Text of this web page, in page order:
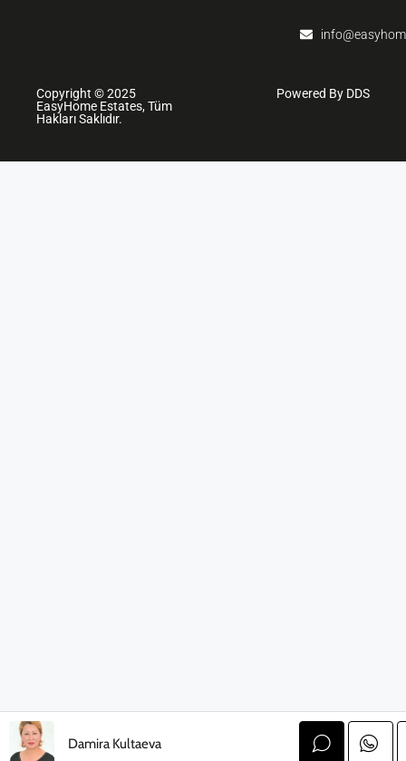
Copyright © 2025
EasyHome Estates, Tüm
Hakları Saklıdır.
Powered By DDS
Damira Kultaeva